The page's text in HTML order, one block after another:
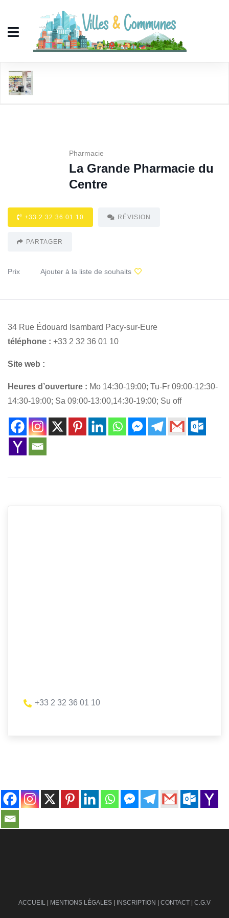
Pharmacie
La Grande Pharmacie du
Centre
+33 2 32 36 01 10 RÉVISION
PARTAGER
Prix Ajouter à la liste de souhaits
34 Rue Édouard Isambard Pacy-sur-Eure
téléphone : +33 2 32 36 01 10
Site web :
Heures d’ouverture : Mo 14:30-19:00; Tu-Fr 09:00-12:30-
14:30-19:00; Sa 09:00-13:00,14:30-19:00; Su off
+33 2 32 36 01 10
ACCUEIL | MENTIONS LÉGALES | INSCRIPTION | CONTACT | C.G.V